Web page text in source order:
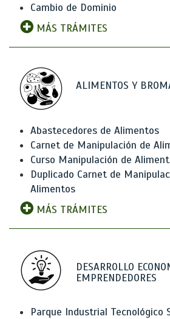
Cambio de Dominio
MÁS TRÁMITES
ALIMENTOS Y
Abastecedores de Alimentos
Carnet de Manipulación de
Curso Manipulación de
Duplicado Carnet de
Alimentos
MÁS TRÁMITES
DESARROLLO
EMPRENDEDORES
Parque Industrial Tecnológico